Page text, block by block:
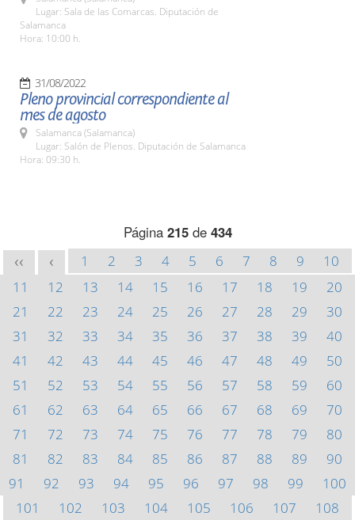
Lugar: Sala de las Comarcas. Diputación de
Salamanca
Hora: 10:00 h.
31/08/2022
Pleno provincial correspondiente al
mes de agosto
Salamanca (Salamanca)
Lugar: Salón de Plenos. Diputación de Salamanca
Hora: 09:30 h.
Página 215de 434
<< < 1 2 3 4 5 6 7 8 9
10
11
12 13 14 15 16 17 18 19
20
21
22 23 24 25 26 27 28 29
30
31
32 33 34 35 36 37 38 39
40
41
42 43 44 45 46 47 48 49
50
51
52 53 54 55 56 57 58 59
60
61
62 63 64 65 66 67 68 69
70
71
72 73 74 75 76 77 78 79
80
81
82 83 84 85 86 87 88 89
90
91
92 93 94 95 96 97 98 99
100
101
102 103 104 105 106 107
108